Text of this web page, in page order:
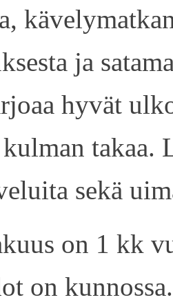
ja
hyvät
sekä
on 1 kk
on kunnossa.